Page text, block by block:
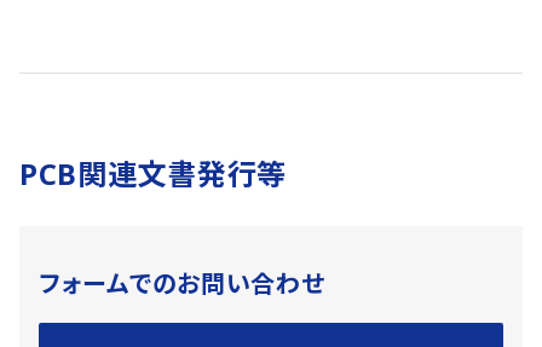
PCB関連文書発行等
フォームでのお問い合わせ